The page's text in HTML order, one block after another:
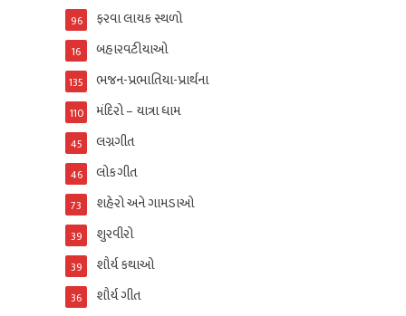
ફરવા લાયક સ્થળો
96
બહારવટીયાઓ
16
ભજન-પ્રભાતિયા-પ્રાર્થના
135
મંદિરો – યાત્રા ધામ
110
લગ્નગીત
45
લોકગીત
46
શહેરો અને ગામડાઓ
73
શુરવીરો
39
શૌર્ય કથાઓ
39
શૌર્ય ગીત
36